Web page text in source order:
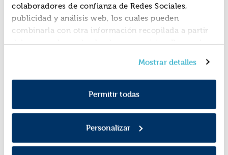
colaboradores de confianza de Redes Sociales,
publicidad y análisis web, los cuales pueden
combinarla con otra información recopilada a partir
del uso que hayas hecho de sus servicios. Recuerda
consentimiento en cualquier momento. Para más
información consulta laPolítica de Cookiesy la
Política de Privacidad.
Mostrar detalles
Permitir todas
Personalizar